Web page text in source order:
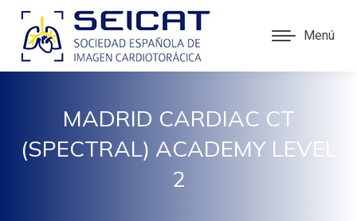
Menú
MADRID CARDIAC CT
(SPECTRAL) ACADEMY LEVEL
2